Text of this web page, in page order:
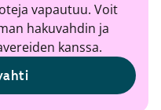
vapautuu. Voit
hakuvahdin ja
kanssa.